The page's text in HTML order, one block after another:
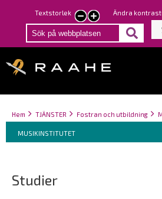
Hoppa
till
huvudinnehåll
Textstorlek
smaller
text
larger
text
Ändra
Länkstigar
You
here:
Hem TJÄNSTER Fostran och utbildning
Breadcrumbs
You
are
MUSIKINSTITUTET
Studier